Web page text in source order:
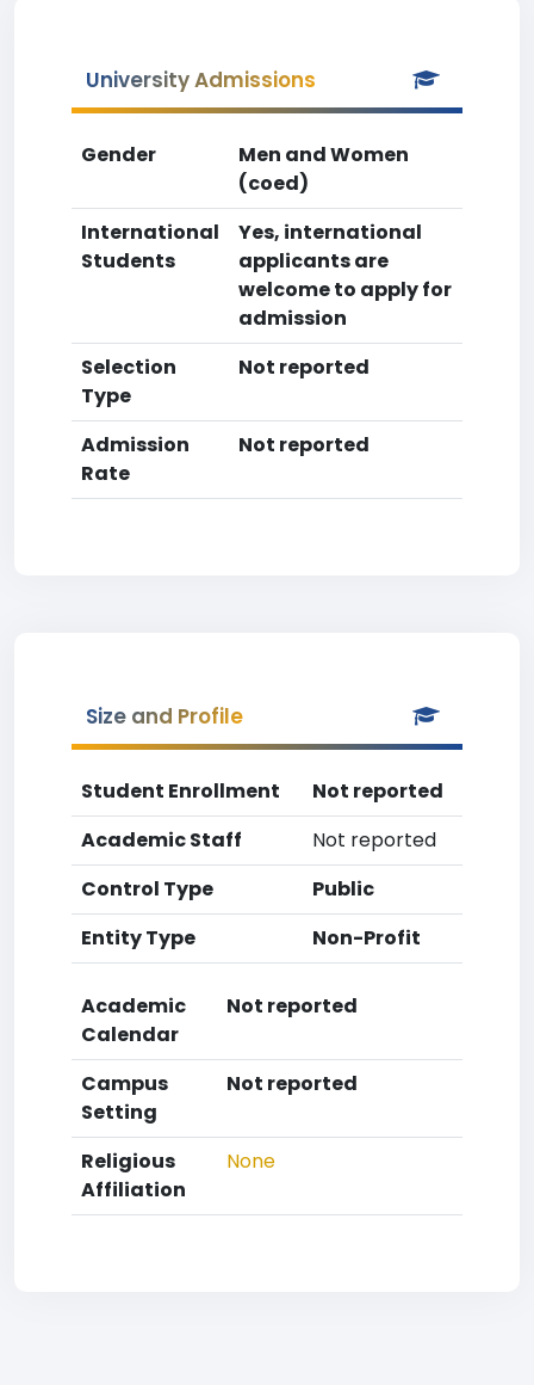
University Admissions
Gender
Men and Women
(coed)
International
Students
Yes, international
applicants are
welcome to apply for
admission
Selection
Type
Not reported
Admission
Rate
Not reported
Size and Profile
Student Enrollment
Not reported
Academic Staff
Not reported
Control Type
Public
Entity Type
Non-Profit
Academic
Calendar
Not reported
Campus
Setting
Not reported
Religious
Affiliation
None